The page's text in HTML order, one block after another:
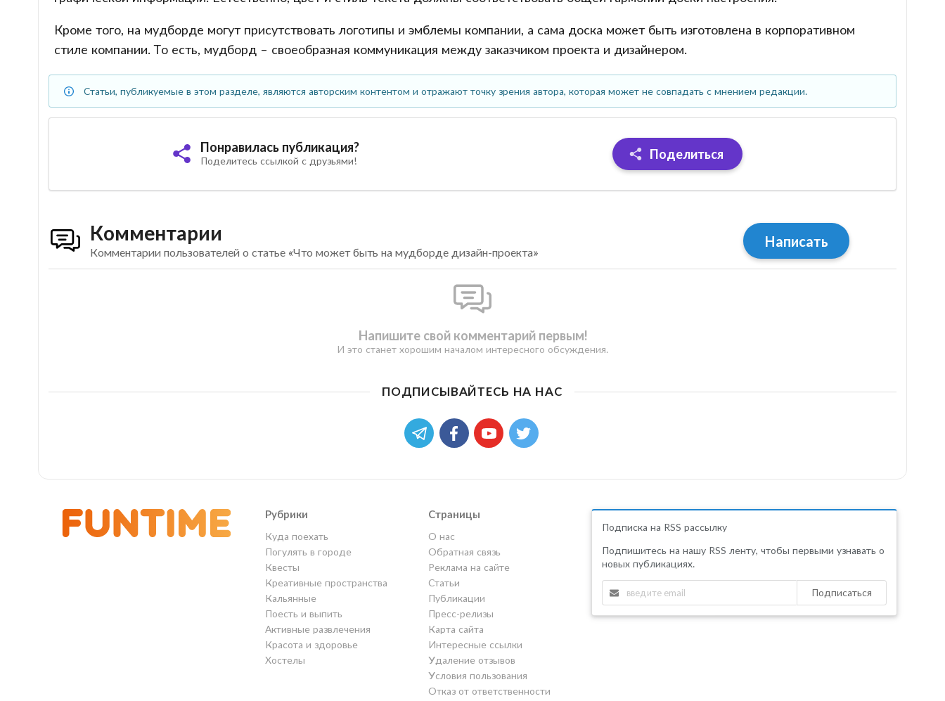
Кроме того, на мудборде могут присутствовать логотипы и эмблемы компании, а сама доска может быть изготовлена в корпоративном
стиле компании. То есть, мудборд – своеобразная коммуникация между заказчиком проекта и дизайнером.
Статьи, публикуемые в этом разделе, являются авторским контентом и отражают точку зрения автора, которая может не совпадать с мнением редакции.
Понравилась публикация?
Поделитесь ссылкой с друзьями! Поделиться
Комментарии
Комментарии пользователей о статье «Что может быть на мудборде дизайн-проекта»
Написать
Напишите свой комментарий первым!
И это станет хорошим началом интересного обсуждения.
ПОДПИСЫВАЙТЕСЬ НА НАС
Рубрики
Куда поехать
Погулять в городе
Квесты
Креативные пространства
Кальянные
Поесть и выпить
Активные развлечения
Красота и здоровье
Хостелы
Страницы
О нас
Обратная связь
Реклама на сайте
Статьи
Публикации
Пресс-релизы
Карта сайта
Интересные ссылки
Удаление отзывов
Условия пользования
Отказ от ответственности
Подписка на RSS рассылку
Подпишитесь на нашу RSS ленту, чтобы первыми узнавать о
новых публикациях.
Подписаться